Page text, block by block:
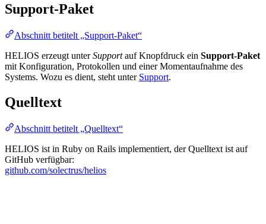
Support-Paket
Abschnitt betitelt „Support-Paket“
HELIOS erzeugt unterSupportauf Knopfdruck ein Support-Paket
mit Konfiguration, Protokollen und einer Momentaufnahme des
Systems. Wozu es dient, steht unter Support.
Quelltext
Abschnitt betitelt „Quelltext“
HELIOS ist in Ruby on Rails implementiert, der Quelltext ist auf
GitHub verfügbar:
github.com/solectrus/helios